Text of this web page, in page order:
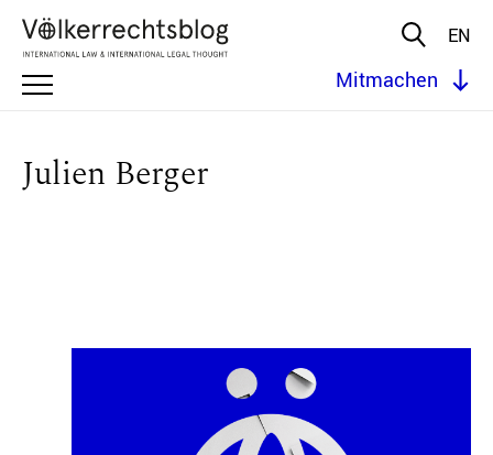
EN
Mitmachen
Julien Berger